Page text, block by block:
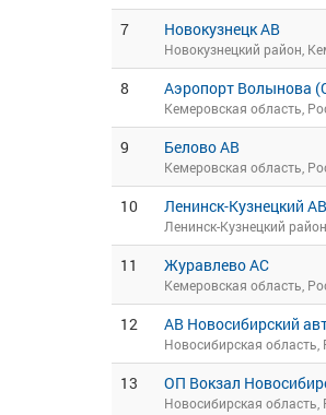
7 Новокузнецк АВ
Новокузнецкий район,
8 Аэропорт Волынова
Кемеровская область,
9 Белово АВ
Кемеровская область,
10 Ленинск-Кузнецкий АВ
Ленинск-Кузнецкий
11 Журавлево АС
Кемеровская область,
12 АВ Новосибирский
Новосибирская область,
13 ОП Вокзал
Новосибирская область,